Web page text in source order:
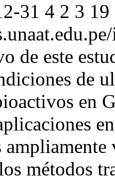
31 4 2 3 19
de este
de
en
métodos